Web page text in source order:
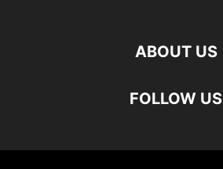
ABOUT US
FOLLOW US